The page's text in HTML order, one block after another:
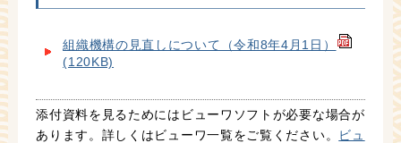
組織機構の見直しについて（令和8年4月1日）
(120KB)
添付資料を見るためにはビューワソフトが必要な場合が
あります。詳しくはビューワ一覧をご覧ください。
ビュ